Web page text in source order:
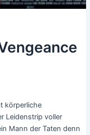
körperliche
Leidenstrip voller
Mann der Taten denn